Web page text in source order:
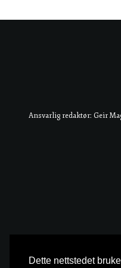
Ansvarlig redaktør: Geir
Dette nettstedet